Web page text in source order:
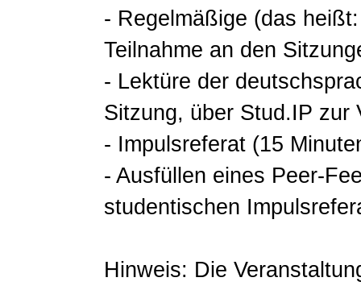
- Regelmäßige (das
Teilnahme an den
- Lektüre der
Sitzung, über Stud.IP zur
- Impulsreferat (15
- Ausfüllen eines Peer-
studentischen
Hinweis: Die